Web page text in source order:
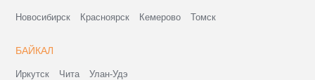
Новосибирск Красноярск Кемерово Томск
БАЙКАЛ
Иркутск Чита Улан-Удэ